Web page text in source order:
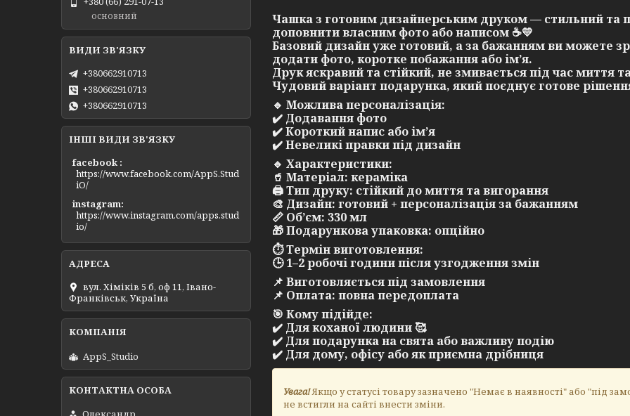
Чашка з готовим дизайнерським друком — стильний та
доповнити власним фото або написом ☕💛
Базовий дизайн уже готовий, а за бажанням ви можете
додати фото, коротке побажання або ім’я.
Друк яскравий та стійкий, не змивається під час миття
Чудовий варіант подарунка, який поєднує готове
🔹 Можлива персоналізація:
✔️ Додавання фото
✔️ Короткий напис або ім’я
✔️ Невеликі правки під дизайн
🔹 Характеристики:
🥤 Матеріал: кераміка
🖨️ Тип друку: стійкий до миття та вигорання
🎨 Дизайн: готовий + персоналізація за бажанням
📏 Об’єм: 330 мл
🎁 Подарункова упаковка: опційно
⏱️Термін виготовлення:
🕒 1–2 робочі години після узгодження змін
📌 Виготовляється під замовлення
📌 Оплата: повна передоплата
🎯 Кому підійде:
✔️ Для коханої людини 🥰
✔️ Для подарунка на свята або важливу подію
✔️ Для дому, офісу або як приємна дрібниця
Увага!Якщо у статусі товару зазначено "Немає в наявності" або "під
не встигли на сайті внести зміни.
основний
+380662910713
+380662910713
+380662910713
ІНШІ ВИДИ ЗВ'ЯЗКУ
facebook
https://www.facebook.com/AppS.Stud
iO/
instagram
https://www.instagram.com/apps.stud
io/
вул. Хіміків 5 б, оф 11, Івано-
Франківськ, Україна
AppS_Studio